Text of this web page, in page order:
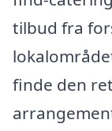
tilbud fra
finde den